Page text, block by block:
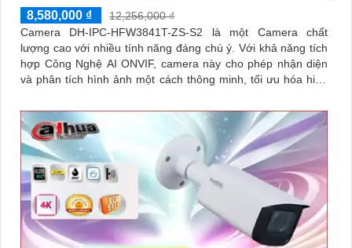
8,580,000 ₫
12,256,000 ₫
Camera DH-IPC-HFW3841T-ZS-S2 là một Camera chất
lượng cao với nhiều tính năng đáng chú ý. Với khả năng tích
hợp Công Nghệ AI ONVIF, camera này cho phép nhận diện
và phân tích hình ảnh một cách thông minh, tối ưu hóa hiệu